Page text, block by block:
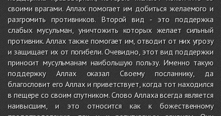
своими врагами. Аллах помогает им добиться желаемого и
разгромить противников. Второй вид - это поддержка
слабых мусульман, уничтожить которых желает сильный
противник. Аллах также помогает им, отводит от них угрозу
и защищает их от погибели. Очевидно, этот вид поддержки
приносит мусульманам наибольшую пользу. Именно такую
поддержку Аллах оказал Своему посланнику, да
благословит его Аллах и приветствует, когда тот находился
в пещере со своим спутником. Слово Аллаха всегда является
наивысшим, и это относится как к божественному